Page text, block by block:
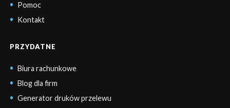
Pomoc
Kontakt
PRZYDATNE
Biura rachunkowe
Blog dla firm
Generator druków przelewu